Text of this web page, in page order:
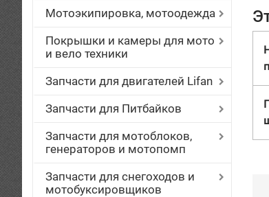
Мотоэкипировка, мотоодежда
Покрышки и камеры для мото
и вело техники
Запчасти для двигателей Lifan
Запчасти для Питбайков
Запчасти для мотоблоков,
генераторов и мотопомп
Запчасти для снегоходов и
мотобуксировщиков